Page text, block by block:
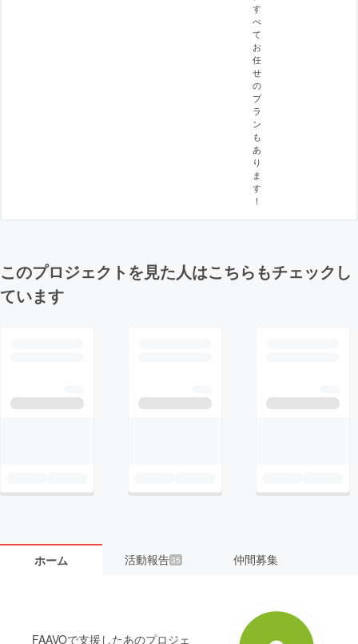
す
べ
て
お
任
せ
の
プ
ラ
ン
も
あ
り
ま
す
！
このプロジェクトを見た人はこちらもチェックし
ています
ホーム 活動報告35 仲間募集
FAAVOで支援したあのプロジェ